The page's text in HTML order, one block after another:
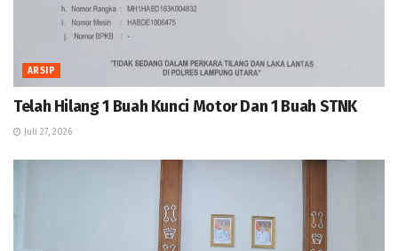
ARSIP
Telah Hilang 1 Buah Kunci Motor Dan 1 Buah STNK
Juli 27, 2026